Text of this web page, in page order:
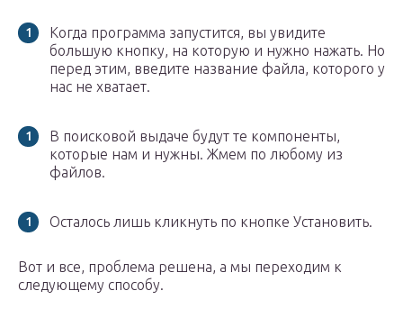
Когда программа запустится, вы увидите
большую кнопку, на которую и нужно нажать. Но
перед этим, введите название файла, которого у
нас не хватает.
В поисковой выдаче будут те компоненты,
которые нам и нужны. Жмем по любому из
файлов.
Осталось лишь кликнуть по кнопке Установить.
Вот и все, проблема решена, а мы переходим к
следующему способу.